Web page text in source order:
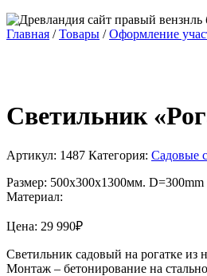
Главная /Товары /Оформление
Светильник
Артикул: 1487 Категория: Садовые
Размер: 500х300х1300мм. D=300mm
Материал:
Цена: 29 990₽
Светильник садовый на рогатке из
Монтаж – бетонирование на